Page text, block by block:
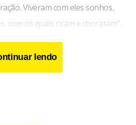
Viveram com eles sonhos,
com os quais riram e choraram”.
lendo